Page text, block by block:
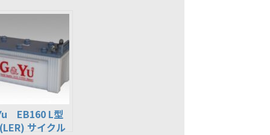
EB160 L型
サイクル